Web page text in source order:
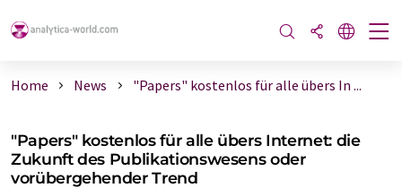
Home News "Papers" kostenlos für alle übers In ...
"Papers" kostenlos für alle übers Internet: die
Zukunft des Publikationswesens oder
vorübergehender Trend